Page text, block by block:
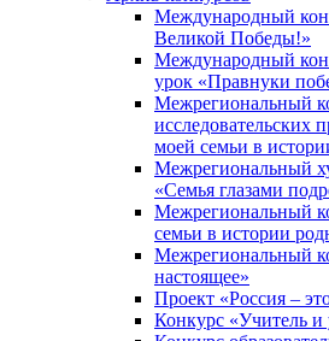
Международный
Великой Победы!»
Международный
урок «Правнуки
Межрегиональный
исследовательских
моей семьи в
Межрегиональный
«Семья глазами
Межрегиональный
семьи в истории
Межрегиональный
настоящее»
Проект «Россия –
Конкурс «Учитель и